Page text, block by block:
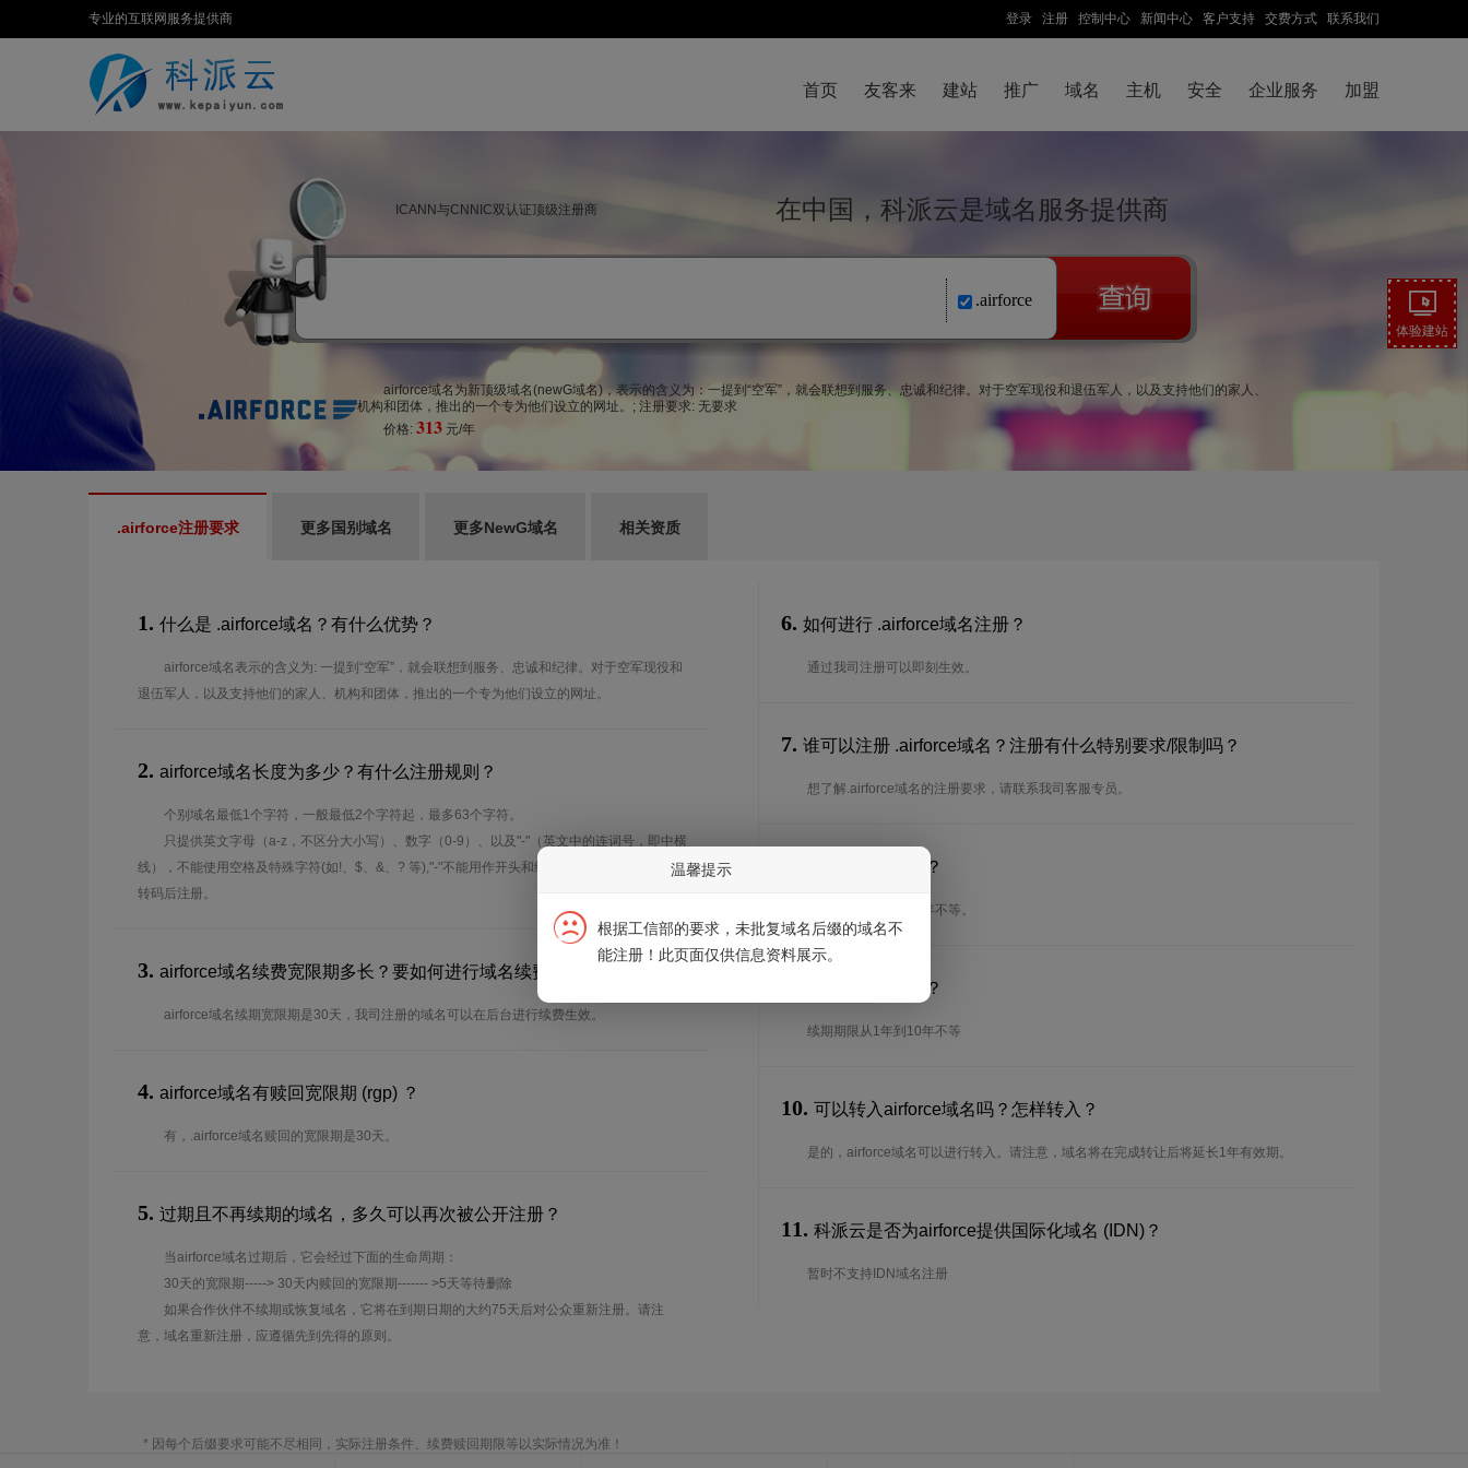
专业的互联网服务提供商 登录 注册 控制中心 新闻中心 客户支持 交费方式 联系我们
首页 友客来 建站 推广 域名 主机 安全 企业服务 加盟
ICANN与CNNIC双认证顶级注册商 在中国，科派云是域名服务提供商
.airforce
airforce域名为新顶级域名(newG域名)，表示的含义为：一提到“空军”，就会联想到服务、忠诚和纪律。对于空军现役和退伍军人，以及支持他们的家人、
机构和团体，推出的一个专为他们设立的网址。; 注册要求: 无要求
价格: 313 元/年
.airforce注册要求 更多国别域名 更多NewG域名 相关资质
1. 什么是 .airforce域名？有什么优势？
airforce域名表示的含义为: 一提到“空军”，就会联想到服务、忠诚和纪律。对于空军现役和
退伍军人，以及支持他们的家人、机构和团体，推出的一个专为他们设立的网址。
2. airforce域名长度为多少？有什么注册规则？
个别域名最低1个字符，一般最低2个字符起，最多63个字符。
只提供英文字母（a-z，不区分大小写）、数字（0-9）、以及"-"（英文中的连词号，即中横
线），不能使用空格及特殊字符(如!、$、&、? 等),"-"不能用作开头和结尾。注*中文域名实际是
转码后注册。
3. airforce域名续费宽限期多长？要如何进行域名续费？
airforce域名续期宽限期是30天，我司注册的域名可以在后台进行续费生效。
4. airforce域名有赎回宽限期 (rgp) ？
有，.airforce域名赎回的宽限期是30天。
5. 过期且不再续期的域名，多久可以再次被公开注册？
当airforce域名过期后，它会经过下面的生命周期：
30天的宽限期-----> 30天内赎回的宽限期------- >5天等待删除
如果合作伙伴不续期或恢复域名，它将在到期日期的大约75天后对公众重新注册。请注
意，域名重新注册，应遵循先到先得的原则。
6. 如何进行 .airforce域名注册？
通过我司注册可以即刻生效。
7. 谁可以注册 .airforce域名？注册有什么特别要求/限制吗？
想了解.airforce域名的注册要求，请联系我司客服专员。
注册期限是多长？
注册期限从1年到10年不等。
续期期限是多长？
续期期限从1年到10年不等
10. 可以转入airforce域名吗？怎样转入？
是的，airforce域名可以进行转入。请注意，域名将在完成转让后将延长1年有效期。
11. 科派云是否为airforce提供国际化域名 (IDN)？
暂时不支持IDN域名注册
* 因每个后缀要求可能不尽相同，实际注册条件、续费赎回期限等以实际情况为准！
体验建站
温馨提示
根据工信部的要求，未批复域名后缀的域名不
能注册！此页面仅供信息资料展示。